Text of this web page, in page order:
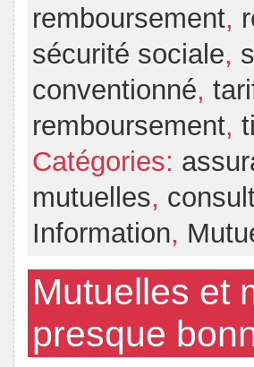
remboursement,
sécurité sociale,
conventionné,
remboursement,
Catégories:
mutuelles,
Information,
Mutuelles et
presque